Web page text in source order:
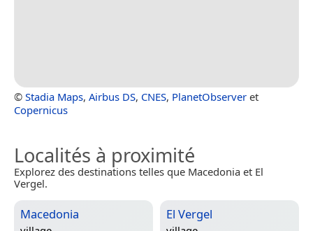
© Stadia Maps, Airbus DS, CNES, PlanetObserver et
Copernicus
Localités à proximité
Explorez des destinations telles que Macedonia et El
Vergel.
Macedonia El Vergel